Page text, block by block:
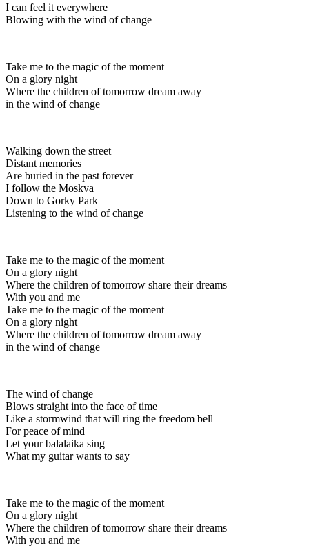
I can feel it everywhere
Blowing with the wind of change
Take me to the magic of the moment
On a glory night
Where the children of tomorrow dream away
in the wind of change
Walking down the street
Distant memories
Are buried in the past forever
I follow the Moskva
Down to Gorky Park
Listening to the wind of change
Take me to the magic of the moment
On a glory night
Where the children of tomorrow share their dreams
With you and me
Take me to the magic of the moment
On a glory night
Where the children of tomorrow dream away
in the wind of change
The wind of change
Blows straight into the face of time
Like a stormwind that will ring the freedom bell
For peace of mind
Let your balalaika sing
What my guitar wants to say
Take me to the magic of the moment
On a glory night
Where the children of tomorrow share their dreams
With you and me